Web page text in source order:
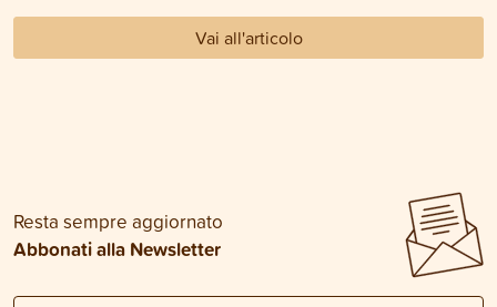
Vai all'articolo
Resta sempre aggiornato
Abbonati alla Newsletter